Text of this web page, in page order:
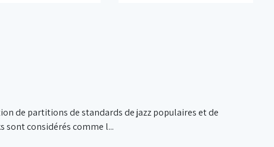
de partitions de standards de jazz populaires et de
sont considérés comme l...